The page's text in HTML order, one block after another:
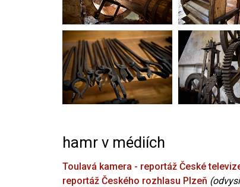
hamr v médiích
Toulavá kamera - reportáž České
reportáž Českého rozhlasu Plzeň